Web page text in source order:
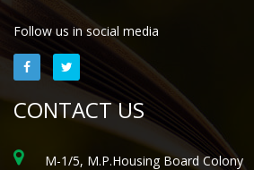
Follow us in social media
CONTACT US
M-1/5, M.P.Housing Board Colony